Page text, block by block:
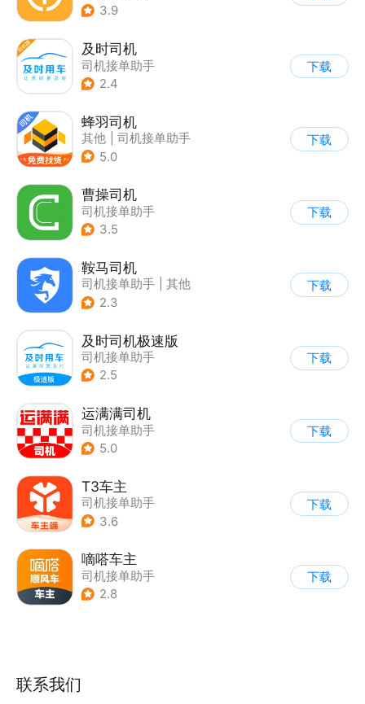
3.9
及时司机
司机接单助手
2.4
下载
蜂羽司机
其他
司机接单助手
5.0
下载
曹操司机
司机接单助手
3.5
下载
鞍马司机
司机接单助手
其他
2.3
下载
及时司机极速版
司机接单助手
2.5
下载
运满满司机
司机接单助手
5.0
下载
T3车主
司机接单助手
3.6
下载
嘀嗒车主
司机接单助手
2.8
下载
联系我们